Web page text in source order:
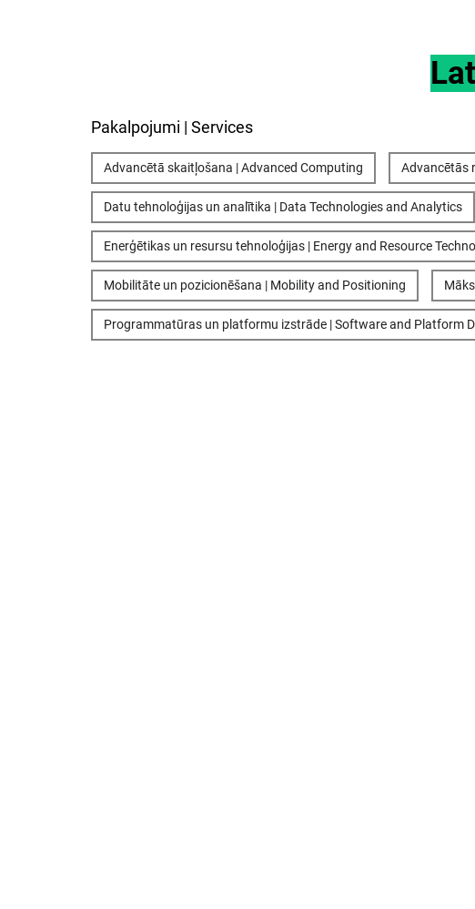
Pakalpojumi | Services
Advancētā skaitļošana | Advanced Computing Advancētās
Datu tehnoloģijas un analītika | Data Technologies and Analytics
Enerģētikas un resursu tehnoloģijas | Energy and Resource
Mobilitāte un pozicionēšana | Mobility and Positioning
Programmatūras un platformu izstrāde | Software and Platform